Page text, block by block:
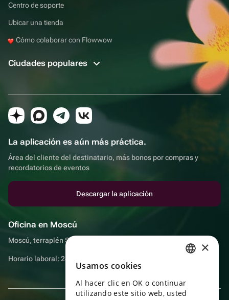
Centro de soporte
Ubicar una tienda
Cómo colaborar con Flowwow
Ciudades populares
La aplicación es aún más práctica.
Área del cliente del destinatario, más bonos por compras y
recordatorios de eventos
Descargar la aplicación
Oficina en Moscú
Moscú, terraplén Sadovnicheskaya, 9, sala 2/3
Horario laboral: 24 horas
ENGLISH
×
Usamos cookies
Al hacer clic en OK o continuar
utilizando este sitio web, usted